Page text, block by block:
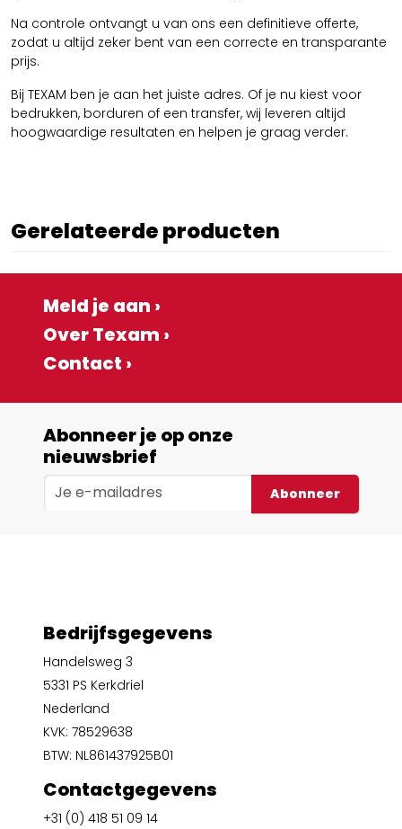
Na controle ontvangt u van ons een definitieve offerte,
zodat u altijd zeker bent van een correcte en transparante
prijs.
Bij TEXAM ben je aan het juiste adres. Of je nu kiest voor
bedrukken, borduren of een transfer, wij leveren altijd
hoogwaardige resultaten en helpen je graag verder.
Gerelateerde producten
Meld je aan ›
Over Texam ›
Contact ›
Abonneer je op onze
nieuwsbrief
Abonneer
Bedrijfsgegevens
Handelsweg 3
5331 PS Kerkdriel
Nederland
KVK: 78529638
BTW: NL861437925B01
Contactgegevens
+31 (0) 418 51 09 14